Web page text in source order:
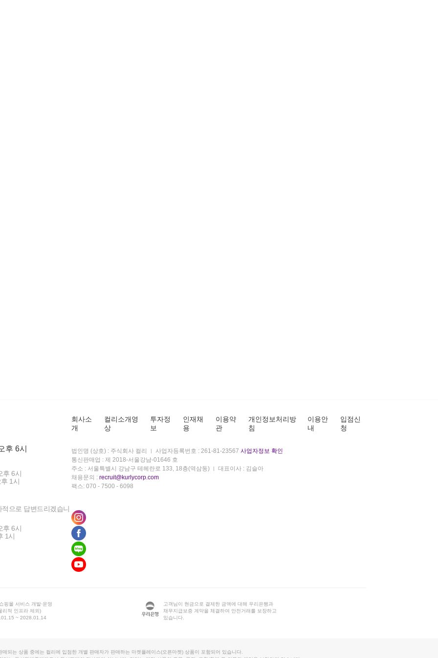
후 6시
후 6시
1시
으로 답변드리겠습니
후 6시
1시
회사소
개
컬리소개영
상
투자정
보
인재채
용
이용약
관
개인정보처리방
침
이용안
내
입점신
청
법인명 (상호) : 주식회사 컬리 사업자등록번호 : 261-81-23567 사업자정보 확인
통신판매업 : 제 2018-서울강남-01646 호
주소 : 서울특별시 강남구 테헤란로 133, 18층(역삼동)
대표이사 : 김슬아
채용문의 : recruit@kurlycorp.com
팩스: 070 - 7500 - 6098
핑몰 서비스 개발·운영
리적 인프라 제외)
~ 2028.01.14
고객님이 현금으로 결제한 금액에 대해 우리은행과
채무지급보증 계약을 체결하여 안전거래를 보장하고
있습니다.
매되는 상품 중에는 컬리에 입점한 개별 판매자가 판매하는 마켓플레이스(오픈마켓) 상품이 포함되어 있습니다.